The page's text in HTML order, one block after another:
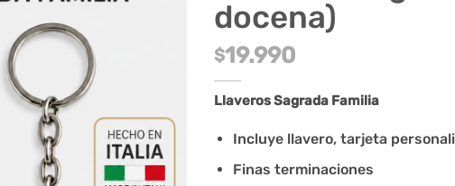
docena)
$19.990
Llaveros Sagrada Familia
Incluye llavero, tarjeta
Finas terminaciones